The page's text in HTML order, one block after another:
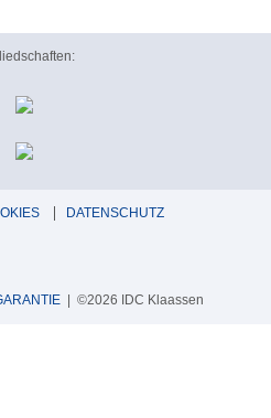
DATENSCHUTZ
| ©2026 IDC Klaassen